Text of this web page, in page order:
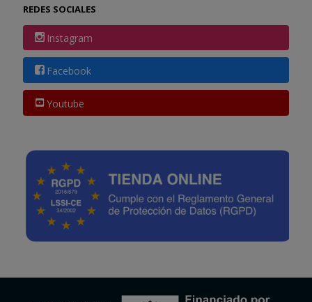
REDES SOCIALES
Instagram
Facebook
Youtube